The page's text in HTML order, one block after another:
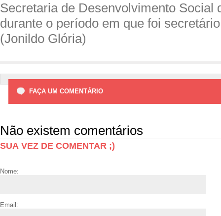
Secretaria de Desenvolvimento Social
durante o período em que foi
(Jonildo Glória)
FAÇA UM COMENTÁRIO
Não existem comentários
SUA VEZ DE COMENTAR ;)
Nome:
Email: